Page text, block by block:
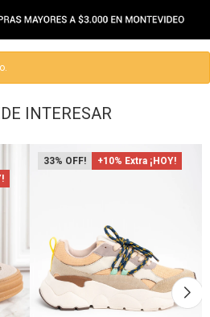
INTERESAR
33 +10% Extra ¡HOY!